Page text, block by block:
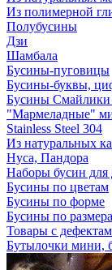
Из полимерной
Полубусины
Дзи
Шамбала
Бусины-пуговицы
Бусины-буквы,
Бусины Смайлики
"Мармеладные"
Stainless Steel 304
Из натуральных
Нуса, Пандора
Наборы бусин для
Бусины по цветам
Бусины по форме
Бусины по
Товары с
Бутылочки мини,